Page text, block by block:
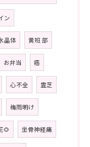
ン
晶体 黄班 部
お弁当 癌
心不全 霊芝
梅雨明け
🌻 坐骨神経痛